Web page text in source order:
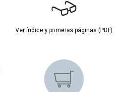
Ver índice y primeras páginas (PDF)